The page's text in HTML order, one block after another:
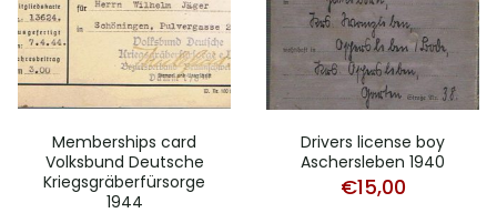
Memberships card
Volksbund Deutsche
Kriegsgräberfürsorge
1944
Drivers license boy
Aschersleben 1940
€15,00